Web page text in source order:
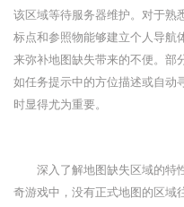
该区域等待服务器维护。对于熟
标点和参照物能够建立个人导航
来弥补地图缺失带来的不便。部
如任务提示中的方位描述或自动
时显得尤为重要。
深入了解地图缺失区域的特
奇游戏中，没有正式地图的区域